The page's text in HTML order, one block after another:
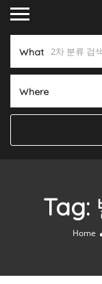
What
Where
Tag:
Home